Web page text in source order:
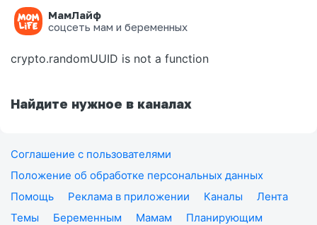
МамЛайф
соцсеть мам и беременных
Ошибка на странице
crypto.randomUUID is not a function
Найдите нужное в каналах
Соглашение с пользователями
Положение об обработке персональных данных
Помощь
Реклама в приложении Каналы
Лента
Темы
Беременным Мамам
Планирующим